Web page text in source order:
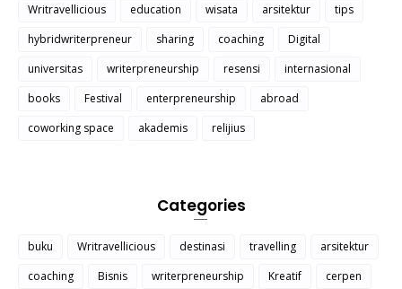
Writravellicious education wisata arsitektur
tips
hybridwriterpreneur
sharing coaching
Digital
universitas
writerpreneurship resensi
internasional
books
Festival enterpreneurship
abroad
coworking space
akademis relijius
Categories
buku Writravellicious destinasi travelling
arsitektur
coaching
Bisnis writerpreneurship Kreatif
cerpen